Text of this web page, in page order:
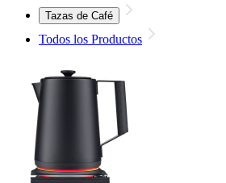
Tazas de Café
Todos los Productos